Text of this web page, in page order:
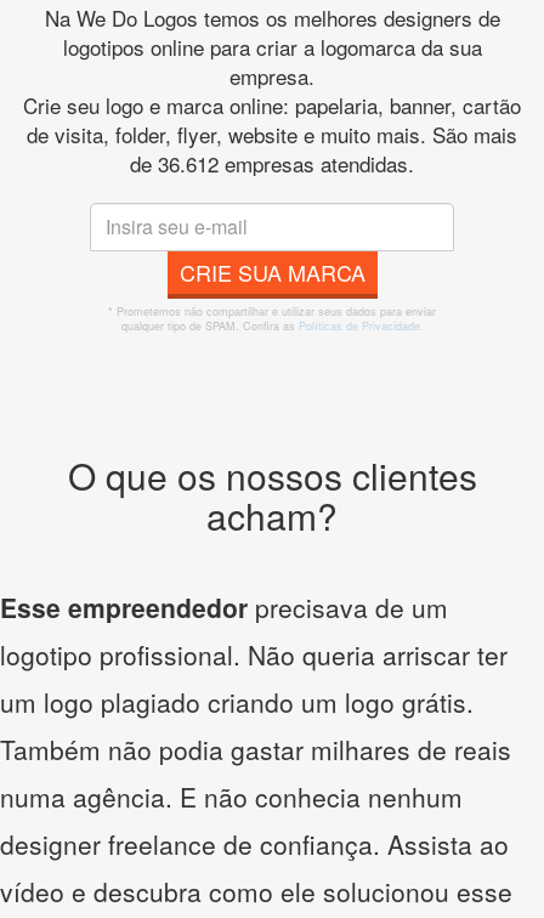
Na We Do Logos temos os melhores designers de
logotipos online para criar a logomarca da sua
empresa.
Crie seu logo e marca online: papelaria, banner, cartão
de visita, folder, flyer, website e muito mais. São mais
de 36.612 empresas atendidas.
CRIE SUA MARCA
* Prometemos não compartilhar e utilizar seus dados para enviar
qualquer tipo de SPAM. Confira as Políticas de Privacidade.
O que os nossos clientes
acham?
Esse empreendedor precisava de um
logotipo profissional. Não queria arriscar ter
um logo plagiado criando um logo grátis.
Também não podia gastar milhares de reais
numa agência. E não conhecia nenhum
designer freelance de confiança. Assista ao
vídeo e descubra como ele solucionou esse